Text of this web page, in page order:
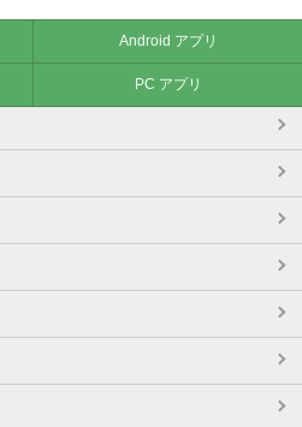
Android アプリ
PC アプリ